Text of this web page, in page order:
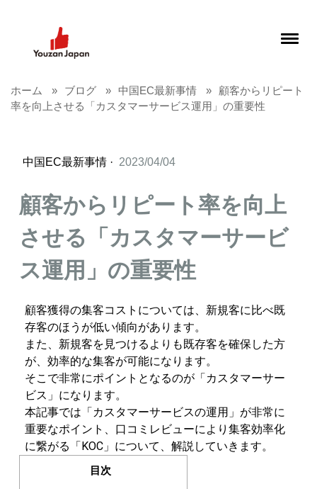
ホーム ブログ 中国EC最新事情
顧客からリピート
率を向上させる「カスタマーサービス運用」の重要性
中国EC最新事情 · 2023/04/04
顧客からリピート率を向上
させる「カスタマーサービ
ス運用」の重要性
顧客獲得の集客コストについては、新規客に比べ既
存客のほうが低い傾向があります。
また、新規客を見つけるよりも既存客を確保した方
が、効率的な集客が可能になります。
そこで非常にポイントとなるのが「カスタマーサー
ビス」になります。
本記事では「カスタマーサービスの運用」が非常に
重要なポイント、口コミレビューにより集客効率化
に繋がる「KOC」について、解説していきます。
目次